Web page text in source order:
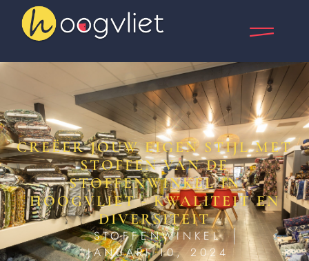
STOFFENWINKEL
JANUARI 10, 2024
CREËER JOUW EIGEN STIJL MET
STOFFEN VAN DE
STOFFENWINKEL IN
HOOGVLIET - KWALITEIT EN
DIVERSITEIT